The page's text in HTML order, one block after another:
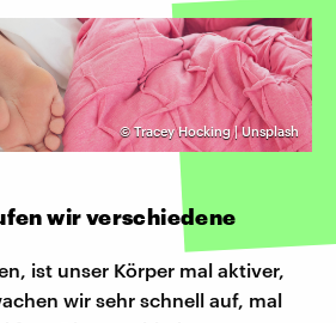
©Tracey Hocking | Unsplash
wir verschiedene
ist unser Körper mal aktiver,
wir sehr schnell auf, mal